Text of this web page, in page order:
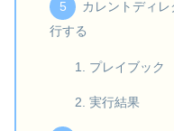
カレントディ
行する
プレイブック
実行結果